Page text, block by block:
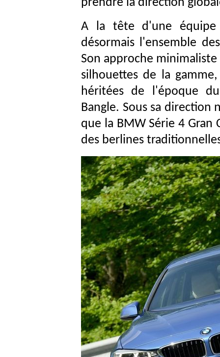
prendre la direction
A la tête d'une équipe
désormais l'ensemble
Son approche
silhouettes de la
héritées de l'époque
Bangle. Sous sa direction
que la BMW Série 4
des berlines